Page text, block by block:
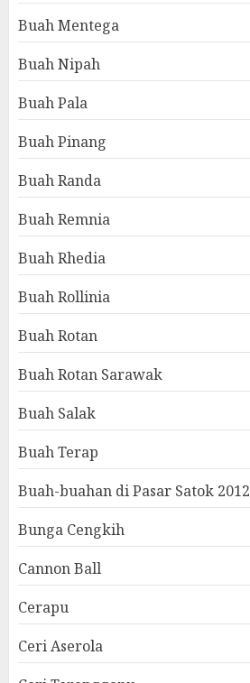
Buah Mentega
Buah Nipah
Buah Pala
Buah Pinang
Buah Randa
Buah Remnia
Buah Rhedia
Buah Rollinia
Buah Rotan
Buah Rotan Sarawak
Buah Salak
Buah Terap
Buah-buahan di Pasar Satok 2012
Bunga Cengkih
Cannon Ball
Cerapu
Ceri Aserola